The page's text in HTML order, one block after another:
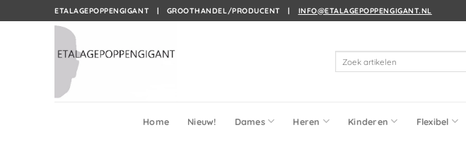
naar
ETALAGEPOPPENGIGANT | GROOTHANDEL/PRODUCENT | INFO@ETALAGEPOPPENGIGANT.NL
naar:
Home Nieuw! Dames Heren Kinderen Flexibel